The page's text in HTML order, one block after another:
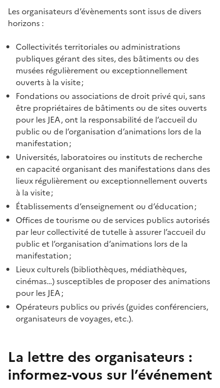
Les organisateurs d’évènements sont issus de divers
horizons :
Collectivités territoriales ou administrations
publiques gérant des sites, des bâtiments ou des
musées régulièrement ou exceptionnellement
ouverts à la visite ;
Fondations ou associations de droit privé qui, sans
être propriétaires de bâtiments ou de sites ouverts
pour les JEA, ont la responsabilité de l’accueil du
public ou de l’organisation d’animations lors de la
manifestation ;
Universités, laboratoires ou instituts de recherche
en capacité organisant des manifestations dans des
lieux régulièrement ou exceptionnellement ouverts
à la visite ;
Établissements d’enseignement ou d’éducation ;
Offices de tourisme ou de services publics autorisés
par leur collectivité de tutelle à assurer l’accueil du
public et l’organisation d’animations lors de la
manifestation ;
Lieux culturels (bibliothèques, médiathèques,
cinémas…) susceptibles de proposer des animations
pour les JEA ;
Opérateurs publics ou privés (guides conférenciers,
organisateurs de voyages, etc.).
La lettre des organisateurs :
informez-vous sur l’événement